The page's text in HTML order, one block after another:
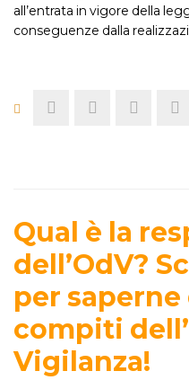
all’entrata in vigore della
conseguenze dalla
Qual è la
dell’OdV?
per
compiti
Vigilanza!